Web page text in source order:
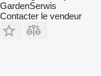
GardenSerwis
Contacter le vendeur